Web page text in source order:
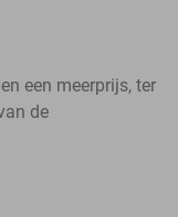
een meerprijs, ter
de